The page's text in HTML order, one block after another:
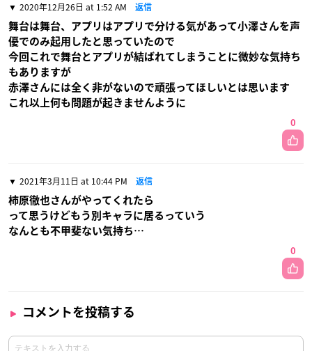
2020年12月26日 at 1:52 AM 返信
舞台は舞台、アプリはアプリで分ける気があって小澤さんを声
優でのみ起用したと思っていたので
今回これで舞台とアプリが結ばれてしまうことに微妙な気持ち
もありますが
赤澤さんには全く非がないので頑張ってほしいとは思います
これ以上何も問題が起きませんように
0
2021年3月11日 at 10:44 PM 返信
柿原徹也さんがやってくれたら
って思うけどもう別キャラに居るっていう
なんとも不甲斐ない気持ち…
0
コメントを投稿する